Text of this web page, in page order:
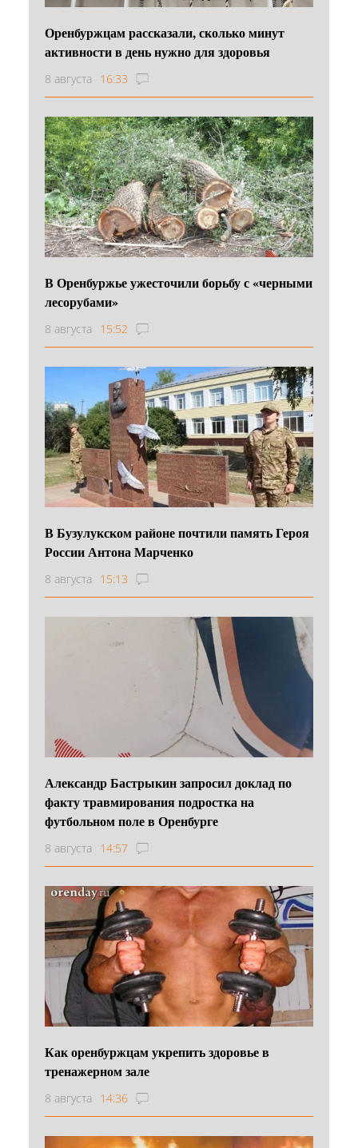
Оренбуржцам рассказали, сколько минут
активности в день нужно для здоровья
8 августа 16:33
В Оренбуржье ужесточили борьбу с «черными
лесорубами»
8 августа 15:52
В Бузулукском районе почтили память Героя
России Антона Марченко
8 августа 15:13
Александр Бастрыкин запросил доклад по
факту травмирования подростка на
футбольном поле в Оренбурге
8 августа 14:57
Как оренбуржцам укрепить здоровье в
тренажерном зале
8 августа 14:36